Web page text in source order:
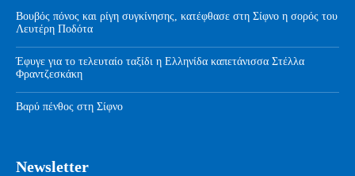
Βουβός πόνος και ρίγη συγκίνησης, κατέφθασε στη Σίφνο η σορός του
Λευτέρη Ποδότα
Έφυγε για το τελευταίο ταξίδι η Ελληνίδα καπετάνισσα Στέλλα
Φραντζεσκάκη
Βαρύ πένθος στη Σίφνο
Newsletter